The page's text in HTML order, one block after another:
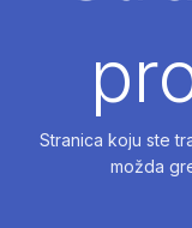
Stranica koju ste
možda